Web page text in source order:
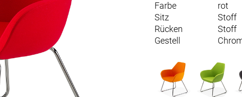
Farbe
rot
Sitz
Stoff
Rücken
Stoff
Gestell